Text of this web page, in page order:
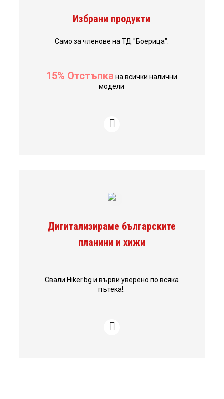
Избрани продукти
Само за членове на ТД "Боерица".
15% Отстъпка на всички налични
модели
Дигитализираме българските
планини и хижи
Свали Hiker.bg и върви уверено по всяка
пътека!.